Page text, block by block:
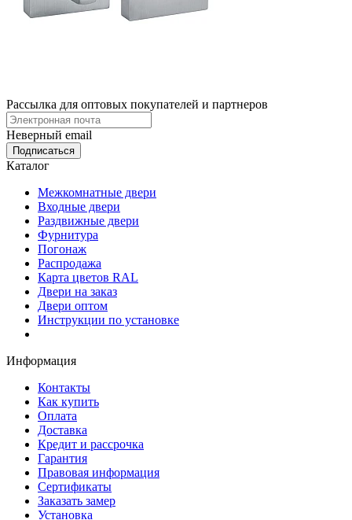
Рассылка для оптовых покупателей и партнеров
Неверный email
Каталог
Межкомнатные двери
Входные двери
Раздвижные двери
Фурнитура
Погонаж
Распродажа
Карта цветов RAL
Двери на заказ
Двери оптом
Инструкции по установке
Информация
Контакты
Как купить
Оплата
Доставка
Кредит и рассрочка
Гарантия
Правовая информация
Сертификаты
Заказать замер
Установка